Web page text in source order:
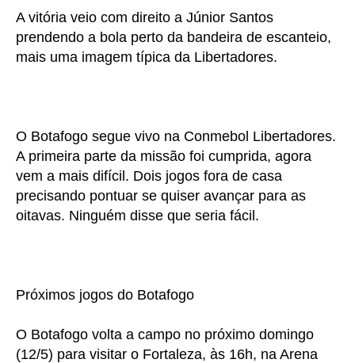
A vitória veio com direito a Júnior Santos
prendendo a bola perto da bandeira de escanteio,
mais uma imagem típica da Libertadores.
O Botafogo segue vivo na Conmebol Libertadores.
A primeira parte da missão foi cumprida, agora
vem a mais difícil. Dois jogos fora de casa
precisando pontuar se quiser avançar para as
oitavas. Ninguém disse que seria fácil.
Próximos jogos do Botafogo
O Botafogo volta a campo no próximo domingo
(12/5) para visitar o Fortaleza, às 16h, na Arena